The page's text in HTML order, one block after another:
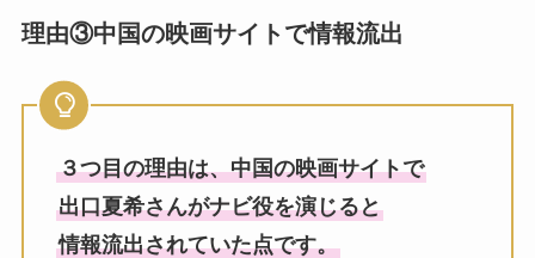
理由③中国の映画サイトで情報流出
３つ目の理由は、中国の映画サイトで
出口夏希さんがナビ役を演じると
情報流出されていた点です。